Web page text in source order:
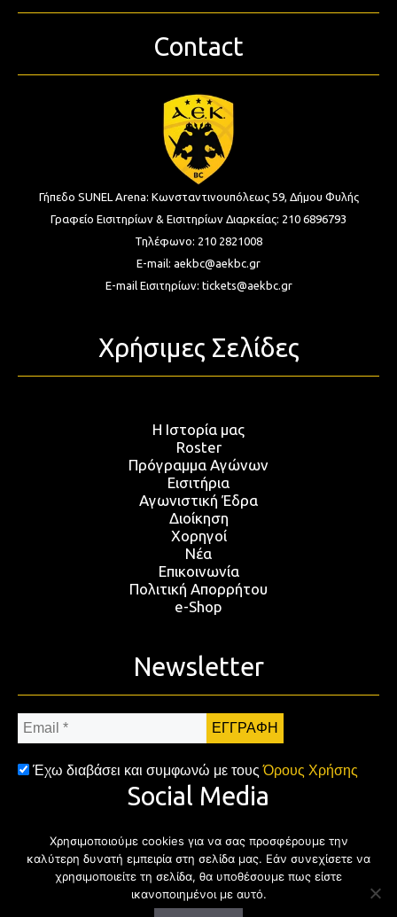
Contact
Γήπεδο SUNEL Arena: Κωνσταντινουπόλεως 59, Δήμου Φυλής
Γραφείο Εισιτηρίων & Εισιτηρίων Διαρκείας: 210 6896793
Τηλέφωνο: 210 2821008
E-mail: aekbc@aekbc.gr
E-mail Εισιτηρίων: tickets@aekbc.gr
Χρήσιμες Σελίδες
Η Ιστορία μας
Roster
Πρόγραμμα Αγώνων
Εισιτήρια
Αγωνιστική Έδρα
Διοίκηση
Χορηγοί
Νέα
Επικοινωνία
Πολιτική Απορρήτου
e-Shop
Newsletter
Email
*
Έχω διαβάσει και συμφωνώ με τουςΌρους Χρήσης
Social Media
FacebookTwitter Instagram
Χρησιμοποιούμε cookies για να σας προσφέρουμε την
καλύτερη δυνατή εμπειρία στη σελίδα μας. Εάν συνεχίσετε να
χρησιμοποιείτε τη σελίδα, θα υποθέσουμε πως είστε
ικανοποιημένοι με αυτό.